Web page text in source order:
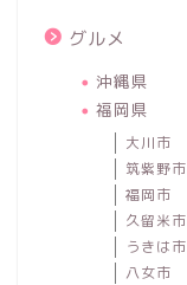
グルメ
沖縄県
福岡県
大川市
筑紫野市
福岡市
久留米市
うきは市
八女市